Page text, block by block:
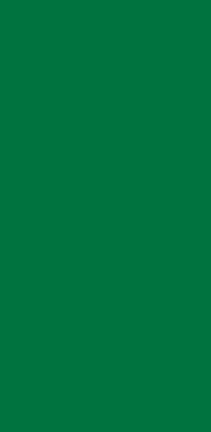
estar na rotina de
banheiro.
eficiente e um toque
e um acabamento
equilibrado.